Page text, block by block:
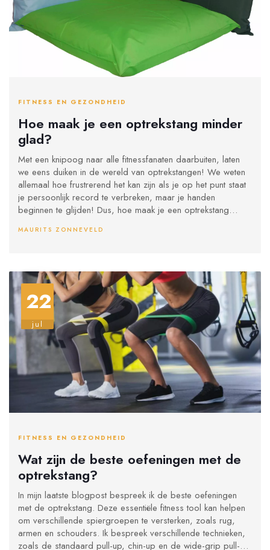
FITNESS EN GEZONDHEID
Hoe maak je een optrekstang minder
glad?
Met een knipoog naar alle fitnessfanaten daarbuiten, laten
we eens duiken in de wereld van optrekstangen! We weten
allemaal hoe frustrerend het kan zijn als je op het punt staat
je persoonlijk record te verbreken, maar je handen
beginnen te glijden! Dus, hoe maak je een optrekstang
tape gebruiken, handschoenen dragen, of zelfs krijt
MAURITS ZONNEVELD
22
jul
FITNESS EN GEZONDHEID
Wat zijn de beste oefeningen met de
optrekstang?
In mijn laatste blogpost bespreek ik de beste oefeningen
met de optrekstang. Deze essentiële fitness tool kan helpen
om verschillende spiergroepen te versterken, zoals rug,
armen en schouders. Ik bespreek verschillende technieken,
zoals de standaard pull-up, chin-up en de wide-grip pull-up.